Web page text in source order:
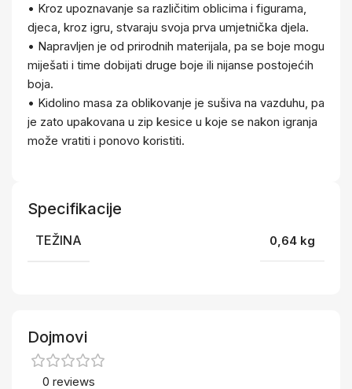
• Kroz upoznavanje sa različitim oblicima i figurama,
djeca, kroz igru, stvaraju svoja prva umjetnička djela.
• Napravljen je od prirodnih materijala, pa se boje mogu
miješati i time dobijati druge boje ili nijanse postojećih
boja.
• Kidolino masa za oblikovanje je sušiva na vazduhu, pa
je zato upakovana u zip kesice u koje se nakon igranja
može vratiti i ponovo koristiti.
Specifikacije
TEŽINA 0,64 kg
Dojmovi
0 reviews